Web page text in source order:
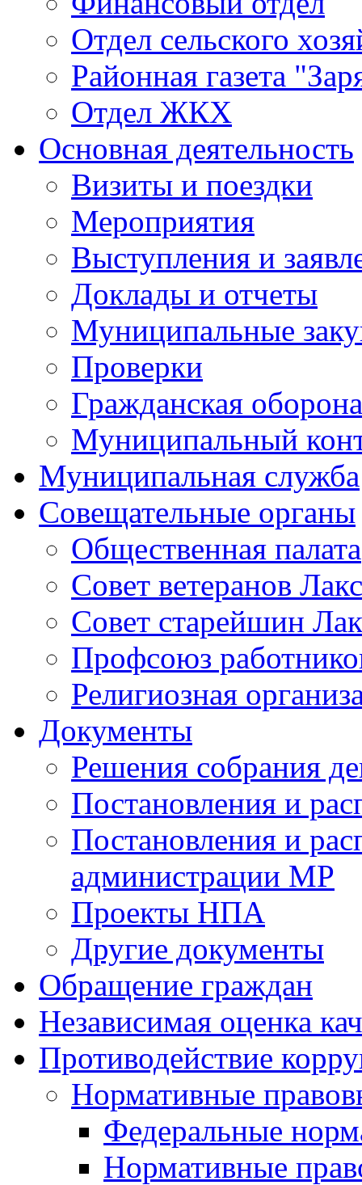
Отдел сельского
Районная газета
Отдел ЖКХ
Основная деятельность
Визиты и поездки
Мероприятия
Выступления и
Доклады и отчеты
Муниципальные
Проверки
Гражданская
Муниципальный
Муниципальная служба
Совещательные органы
Общественная палата
Совет ветеранов
Совет старейшин
Профсоюз
Религиозная
Документы
Решения собрания
Постановления и
Постановления и
администрации МР
Проекты НПА
Другие документы
Обращение граждан
Независимая оценка
Противодействие
Нормативные
Федеральные
Нормативные